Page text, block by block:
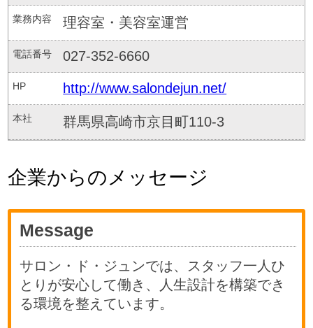
業務内容 理容室・美容室運営
電話番号 027-352-6660
HP http://www.salondejun.net/
本社 群馬県高崎市京目町110-3
企業からのメッセージ
Message
サロン・ド・ジュンでは、スタッフ一人ひ
とりが安心して働き、人生設計を構築でき
る環境を整えています。